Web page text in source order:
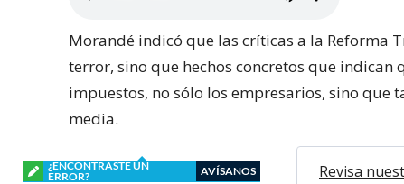
Morandé indicó que las críticas a la Reforma
terror, sino que hechos concretos que indican
impuestos, no sólo los empresarios, sino que
media.
¿ENCONTRASTE UN
ERROR?
AVÍSANOS Revisa